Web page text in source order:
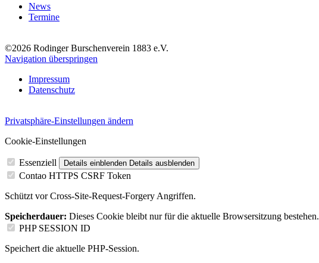
News
Termine
©2026 Rodinger Burschenverein 1883 e.V.
Navigation überspringen
Impressum
Datenschutz
Privatsphäre-Einstellungen ändern
Cookie-Einstellungen
Essenziell Details einblenden Details ausblenden
Contao HTTPS CSRF Token
Schützt vor Cross-Site-Request-Forgery Angriffen.
Speicherdauer: Dieses Cookie bleibt nur für die aktuelle Browsersitzung bestehen.
PHP SESSION ID
Speichert die aktuelle PHP-Session.